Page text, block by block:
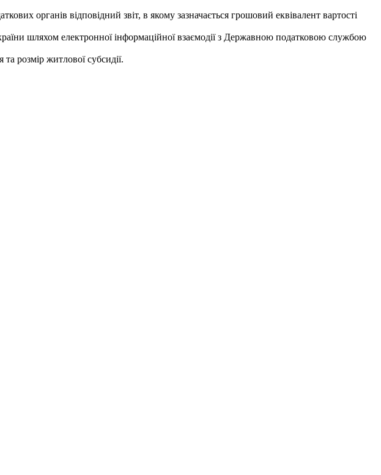
органів відповідний звіт, в якому зазначається грошовий еквівалент вартості
шляхом електронної інформаційної взаємодії з Державною податковою службою
розмір житлової субсидії.